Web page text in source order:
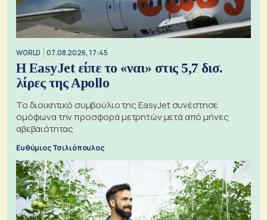
WORLD 07.08.2026, 17:45
Η EasyJet είπε το «ναι» στις 5,7 δισ.
λίρες της Apollo
Το διοικητικό συμβούλιο της EasyJet συνέστησε
ομόφωνα την προσφορά μετρητών μετά από μήνες
αβεβαιότητας
Ευθύμιος Τσιλιόπουλος